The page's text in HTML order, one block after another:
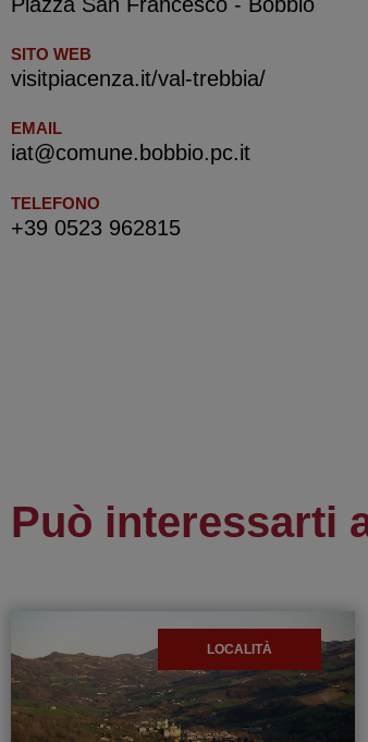
SITO WEB
visitpiacenza.it/val-trebbia/
EMAIL
iat@comune.bobbio.pc.it
TELEFONO
+39 0523 962815
Può interessarti
LOCALITÀ